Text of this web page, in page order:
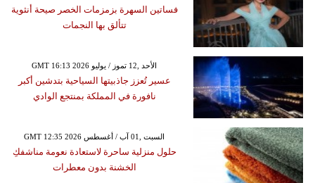
فساتين السهرة بزمزمات الخصر صيحة أنثوية
تتألق بها النجمات
GMT 16:13 2026 الأحد ,12 تموز / يوليو
عسير تُعزز جاذبيتها السياحية بتدشين أكبر
نافورة في المملكة بمنتجع الوادي
GMT 12:35 2026 السبت ,01 آب / أغسطس
حلول منزلية ساحرة لاستعادة نعومة مناشفكِ
الخشنة بدون معطرات